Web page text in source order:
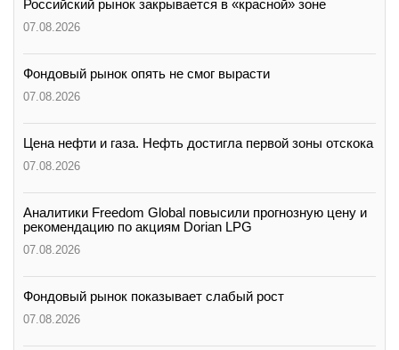
Российский рынок закрывается в «красной» зоне
07.08.2026
Фондовый рынок опять не смог вырасти
07.08.2026
Цена нефти и газа. Нефть достигла первой зоны отскока
07.08.2026
Аналитики Freedom Global повысили прогнозную цену и
рекомендацию по акциям Dorian LPG
07.08.2026
Фондовый рынок показывает слабый рост
07.08.2026